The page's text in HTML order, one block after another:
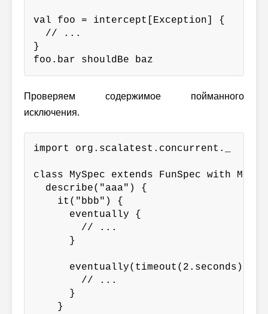
val foo = intercept[Exception] {
  // ...
}
foo.bar shouldBe baz
Проверяем содержимое пойманного
исключения.
import org.scalatest.concurrent._
class MySpec extends FunSpec with
  describe("aaa") {
    it("bbb") {
      eventually {
        // ...
      }
      eventually(timeout(2.seconds)) {
        // ...
      }
    }